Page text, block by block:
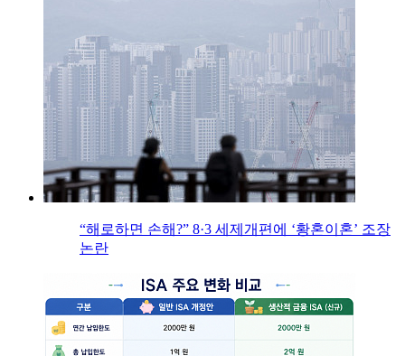
“해로하면 손해?” 8·3 세제개편에 ‘황혼이혼’ 조장
논란